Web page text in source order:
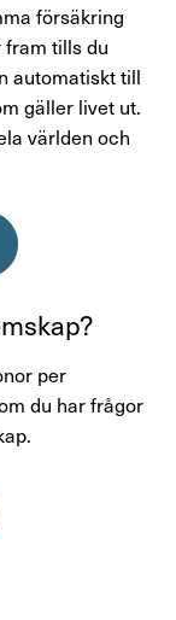
Logga in
försäkring
tills du
automatiskt till
gäller livet ut.
världen och
per
du har frågor